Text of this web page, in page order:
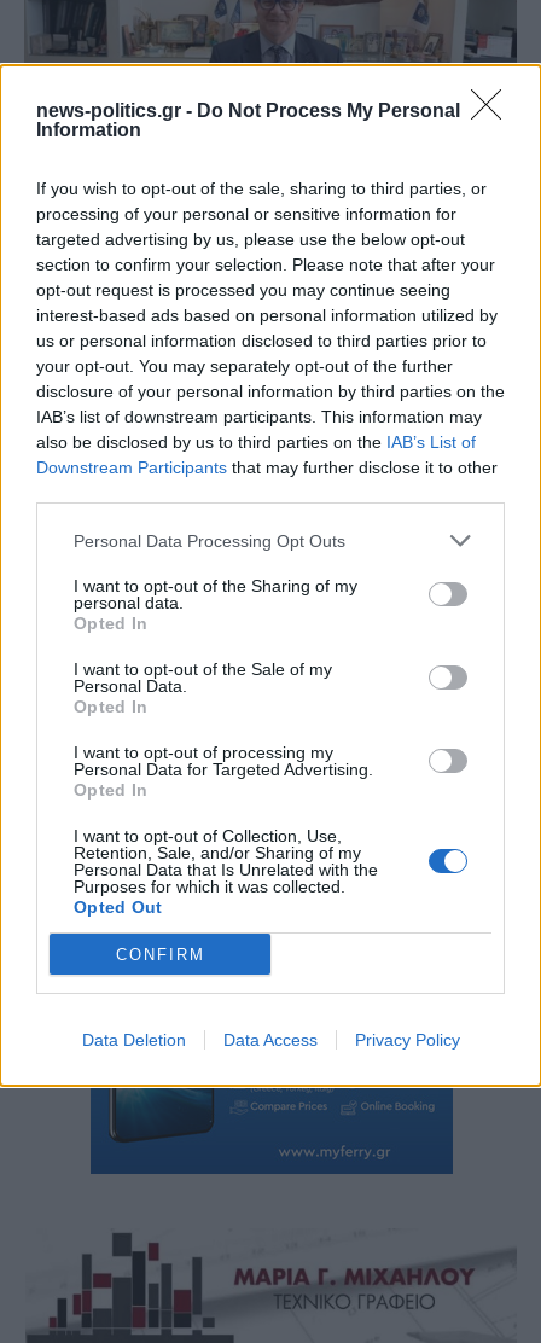
news-politics.gr - Do Not Process My Personal
Information
If you wish to opt-out of the sale, sharing to third parties, or
processing of your personal or sensitive information for
targeted advertising by us, please use the below opt-out
section to confirm your selection. Please note that after your
opt-out request is processed you may continue seeing
interest-based ads based on personal information utilized by
us or personal information disclosed to third parties prior to
your opt-out. You may separately opt-out of the further
disclosure of your personal information by third parties on the
IAB’s list of downstream participants. This information may
also be disclosed by us to third parties on the IAB’s List of
Downstream Participants that may further disclose it to other
Personal Data Processing Opt Outs
I want to opt-out of the Sharing of my
personal data.
Opted In
I want to opt-out of the Sale of my
Personal Data.
Opted In
I want to opt-out of processing my
Personal Data for Targeted Advertising.
Opted In
I want to opt-out of Collection, Use,
Retention, Sale, and/or Sharing of my
Personal Data that Is Unrelated with the
Purposes for which it was collected.
Opted Out
CONFIRM
Data Deletion Data Access Privacy Policy
Γ. Ξηραδάκης: «Ολιγοπωλιακή δομή στην Ελληνική
Ακτοπλοΐα – Ποιοι ελέγχουν το 60% του συνολικού
στόλου»
(VIDEOS) Αλλάζει ο υγειονομικός χάρτης στα
Δωδεκάνησα: Νέο Ακτινοθεραπευτικό Κέντρο και
ενίσχυση του ΕΣΥ στη Ρόδο, σύμφωνα με τον υπ. Υγείας,
Άδωνη Γεωργιάδη